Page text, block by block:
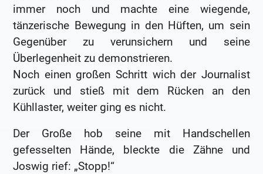
immer noch und machte eine wiegende,
tänzerische Bewegung in den Hüften, um sein
Gegenüber zu verunsichern und seine
Überlegenheit zu demonstrieren.
Noch einen großen Schritt wich der Journalist
zurück und stieß mit dem Rücken an den
Kühllaster, weiter ging es nicht.
Der Große hob seine mit Handschellen
gefesselten Hände, bleckte die Zähne und
Joswig rief: „Stopp!“